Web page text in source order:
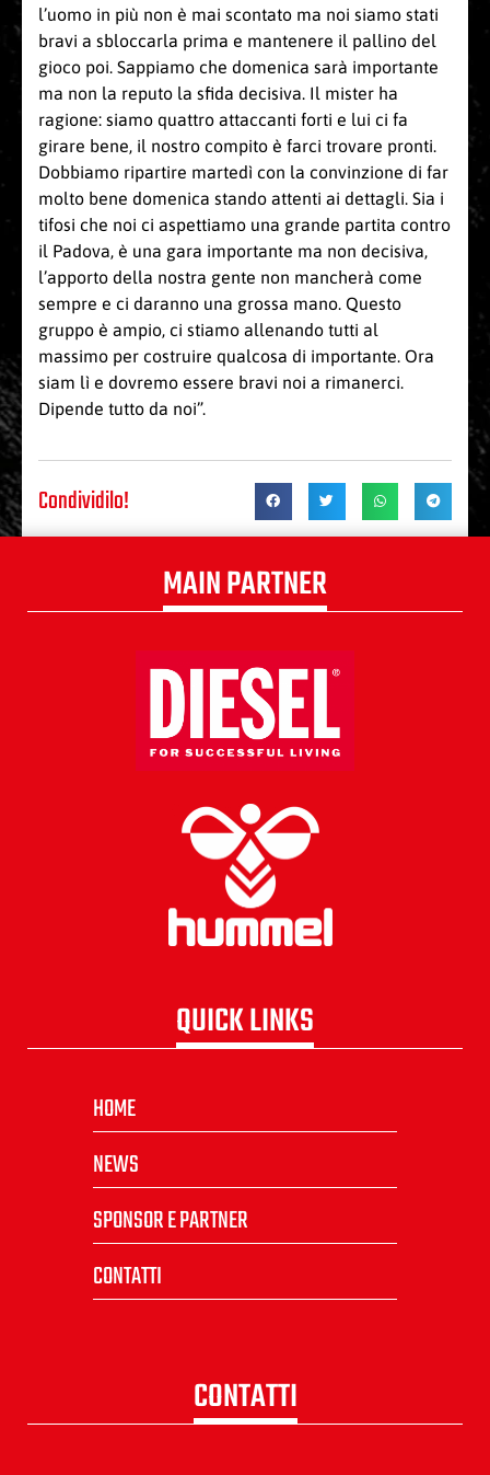
l’uomo in più non è mai scontato ma noi siamo stati
bravi a sbloccarla prima e mantenere il pallino del
gioco poi. Sappiamo che domenica sarà importante
ma non la reputo la sfida decisiva. Il mister ha
ragione: siamo quattro attaccanti forti e lui ci fa
girare bene, il nostro compito è farci trovare pronti.
Dobbiamo ripartire martedì con la convinzione di far
molto bene domenica stando attenti ai dettagli. Sia i
tifosi che noi ci aspettiamo una grande partita contro
il Padova, è una gara importante ma non decisiva,
l’apporto della nostra gente non mancherà come
sempre e ci daranno una grossa mano. Questo
gruppo è ampio, ci stiamo allenando tutti al
massimo per costruire qualcosa di importante. Ora
siam lì e dovremo essere bravi noi a rimanerci.
Dipende tutto da noi”.
Condividilo!
MAIN PARTNER
QUICK LINKS
HOME
NEWS
SPONSOR E PARTNER
CONTATTI
CONTATTI